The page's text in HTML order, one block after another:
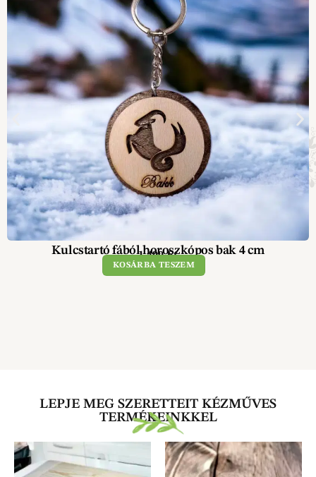
Kulcstartó fából horoszkópos bak 4 cm
1 490Ft
KOSÁRBA TESZEM
LEPJE MEG SZERETTEIT KÉZMŰVES
TERMÉKEINKKEL